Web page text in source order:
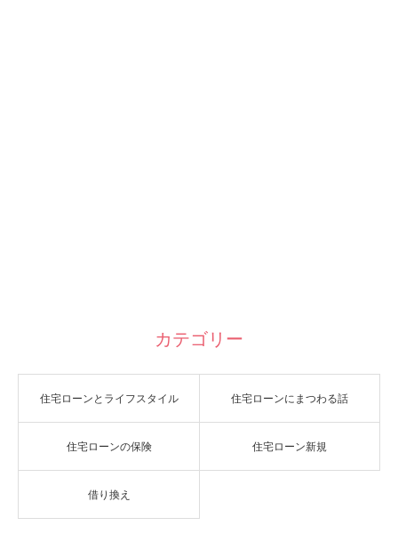
カテゴリー
住宅ローンとライフスタイル 住宅ローンにまつわる話
住宅ローンの保険 住宅ローン新規
借り換え